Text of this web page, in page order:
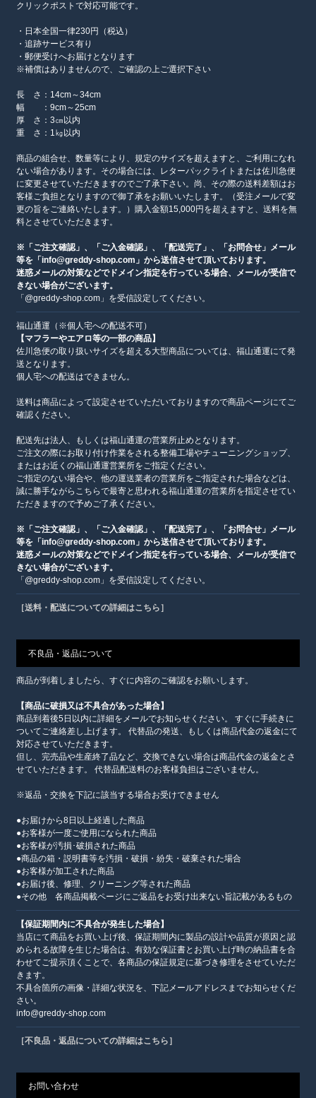
クリックポストで対応可能です。
・日本全国一律230円（税込）
・追跡サービス有り
・郵便受けへお届けとなります
※補償はありませんので、ご確認の上ご選択下さい
長 さ：14cm～34cm
幅 ：9cm～25cm
厚 さ：3㎝以内
重 さ：1㎏以内
商品の組合せ、数量等により、規定のサイズを超えますと、ご利用になれ
ない場合があります。その場合には、レターパックライトまたは佐川急便
に変更させていただきますのでご了承下さい。尚、その際の送料差額はお
客様ご負担となりますので御了承をお願いいたします。（受注メールで変
更の旨をご連絡いたします。）購入金額15,000円を超えますと、送料を無
料とさせていただきます。
※「ご注文確認」、「ご入金確認」、「配送完了」、「お問合せ」メール
等を「info@greddy-shop.com」から送信させて頂いております。
迷惑メールの対策などでドメイン指定を行っている場合、メールが受信で
きない場合がございます。
「@greddy-shop.com」を受信設定してください。
福山通運（※個人宅への配送不可）
【マフラーやエアロ等の一部の商品】
佐川急便の取り扱いサイズを超える大型商品については、福山通運にて発
送となります。
個人宅への配送はできません。
送料は商品によって設定させていただいておりますので商品ページにてご
確認ください。
配送先は法人、もしくは福山通運の営業所止めとなります。
ご注文の際にお取り付け作業をされる整備工場やチューニングショップ、
またはお近くの福山通運営業所をご指定ください。
ご指定のない場合や、他の運送業者の営業所をご指定された場合などは、
誠に勝手ながらこちらで最寄と思われる福山通運の営業所を指定させてい
ただきますので予めご了承ください。
※「ご注文確認」、「ご入金確認」、「配送完了」、「お問合せ」メール
等を「info@greddy-shop.com」から送信させて頂いております。
迷惑メールの対策などでドメイン指定を行っている場合、メールが受信で
きない場合がございます。
「@greddy-shop.com」を受信設定してください。
［送料・配送についての詳細はこちら］
不良品・返品について
商品が到着しましたら、すぐに内容のご確認をお願いします。
【商品に破損又は不具合があった場合】
商品到着後5日以内に詳細をメールでお知らせください。 すぐに手続きに
ついてご連絡差し上げます。 代替品の発送、もしくは商品代金の返金にて
対応させていただきます。
但し、完売品や生産終了品など、交換できない場合は商品代金の返金とさ
せていただきます。 代替品配送料のお客様負担はございません。
※返品・交換を下記に該当する場合お受けできません
●お届けから8日以上経過した商品
●お客様が一度ご使用になられた商品
●お客様が汚損･破損された商品
●商品の箱・説明書等を汚損・破損・紛失・破棄された場合
●お客様が加工された商品
●お届け後、修理、クリーニング等された商品
●その他 各商品掲載ページにご返品をお受け出来ない旨記載があるもの
【保証期間内に不具合が発生した場合】
当店にて商品をお買い上げ後、保証期間内に製品の設計や品質が原因と認
められる故障を生じた場合は、有効な保証書とお買い上げ時の納品書を合
わせてご提示頂くことで、各商品の保証規定に基づき修理をさせていただ
きます。
不具合箇所の画像・詳細な状況を、下記メールアドレスまでお知らせくだ
さい。
info@greddy-shop.com
［不良品・返品についての詳細はこちら］
お問い合わせ